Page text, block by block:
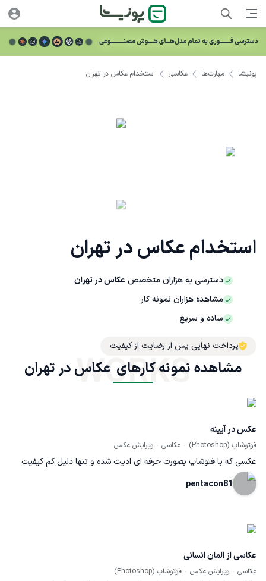
استخدام عکاس در تهران
دسترسی به هزاران متخصص عکاس در تهران
مشاهده هزاران نمونه کار
ساده و سریع
پرداخت نهایی پس از رضایت از کیفیت
پونیشا مهارت‌ها عکاسی استخدام عکاس در تهران
مشاهده نمونه کارهای  عکاس در تهران
WORKS
عکس در آیینه
فوتوشاپ (Photoshop) عکاسی ویرایش عکس
عکسی که با فتوشاپ بصورت حرفه ای ادیت شده و تنها دلیل کم کیفیت
بودنش کیفیبت بد دوربین بود.
pentacon81
عکاسی از المان انسانی
عکاسی ویرایش عکس فوتوشاپ (Photoshop)